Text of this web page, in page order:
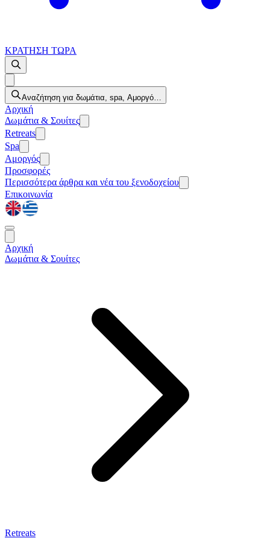
ΚΡΑΤΗΣΗ ΤΩΡΑ
Αναζήτηση για δωμάτια, spa, Αμοργό…
Αρχική
Δωμάτια & Σουίτες
Retreats
Spa
Αμοργός
Προσφορές
Περισσότερα άρθρα και νέα του ξενοδοχείου
Επικοινωνία
Αρχική
Δωμάτια & Σουίτες
Retreats